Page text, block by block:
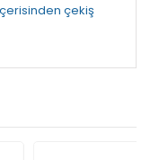
çekiş